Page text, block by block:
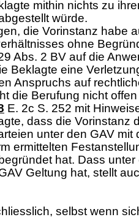
mithin nichts zu
würde.
die Vorinstanz habe
ohne
Abs. 2 BV auf die
Beklagte eine
Anspruchs auf
die Berufung nicht offen
E. 2c S. 252 mit
dass die Vorinstanz
unter den GAV mit
ermittelten
hat. Dass unter
Geltung hat, stellt
selbst wenn